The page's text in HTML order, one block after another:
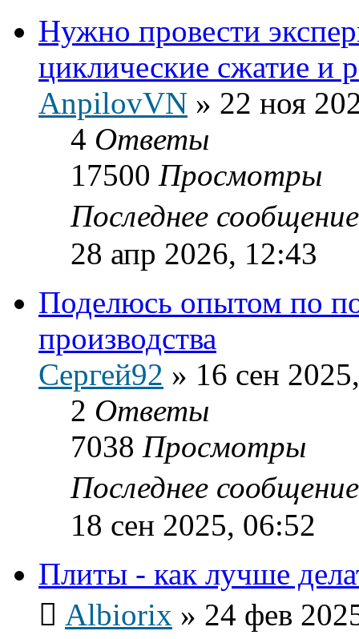
Нужно провести
циклические сжатие и
AnpilovVN » 22 ноя
4 Ответы
17500 Просмотры
Последнее
28 апр 2026, 12:43
Поделюсь опытом по
производства
Сергей92 » 16 сен
2 Ответы
7038 Просмотры
Последнее
18 сен 2025, 06:52
Плиты - как лучше
Albiorix » 24 фев